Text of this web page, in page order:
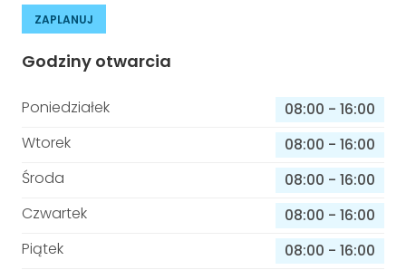
ZAPLANUJ
Godziny otwarcia
Poniedziałek 08:00 - 16:00
Wtorek
08:00 - 16:00
Środa
08:00 - 16:00
Czwartek
08:00 - 16:00
Piątek
08:00 - 16:00